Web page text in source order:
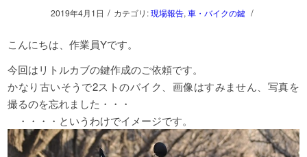
2019年4月1日 / カテゴリ:現場報告, 車・バイクの鍵 /
こんにちは、作業員Yです。
今回はリトルカブの鍵作成のご依頼です。
かなり古いそうで2ストのバイク、画像はすみません、写真を
撮るのを忘れました・・・
・・・・というわけでイメージです。